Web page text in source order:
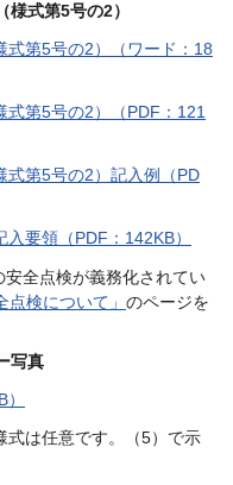
様式第5号の2）
式第5号の2）（ワード：18
式第5号の2）（PDF：121
式第5号の2）記入例（PD
要領（PDF：142KB）
全点検が義務化されてい
点検について」 のページを
写真
式は任意です。（5）で示